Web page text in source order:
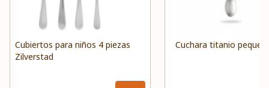
Cubiertos para niños 4 piezas
Zilverstad
Cuchara titanio